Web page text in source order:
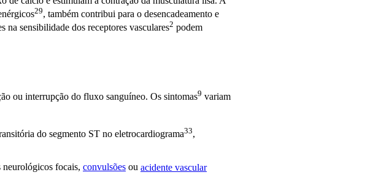
29, também contribui para o desencadeamento e
na sensibilidade dos receptores vasculares2 podem
ou interrupção do fluxo sanguíneo. Os sintomas9 variam
do segmento ST no eletrocardiograma33,
focais, convulsões ou acidente vascular